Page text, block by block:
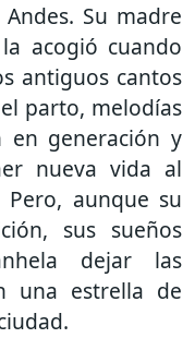
Su madre
acogió cuando
antiguos cantos
parto, melodías
en generación y
nueva vida al
aunque su
sus sueños
dejar las
una estrella de